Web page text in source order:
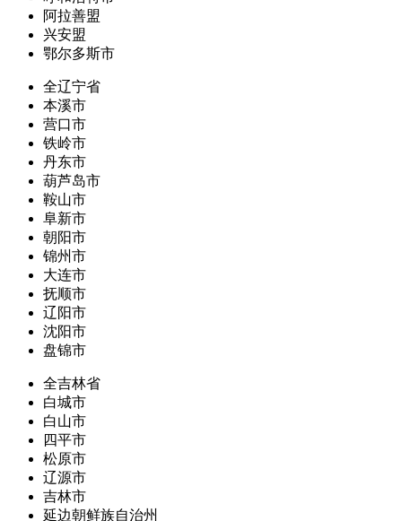
阿拉善盟
兴安盟
鄂尔多斯市
全辽宁省
本溪市
营口市
铁岭市
丹东市
葫芦岛市
鞍山市
阜新市
朝阳市
锦州市
大连市
抚顺市
辽阳市
沈阳市
盘锦市
全吉林省
白城市
白山市
四平市
松原市
辽源市
吉林市
延边朝鲜族自治州